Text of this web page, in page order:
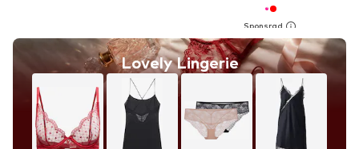
Lovely Lingerie